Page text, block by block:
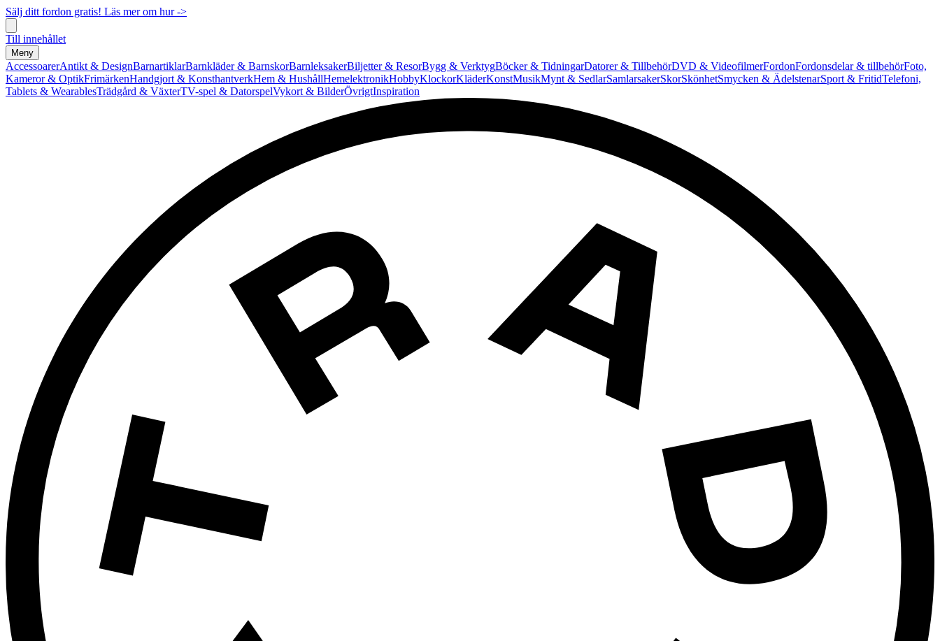
Sälj ditt fordon gratis! Läs mer om hur ->
Till innehållet
Meny
AccessoarerAntikt & DesignBarnartiklarBarnkläder & BarnskorBarnleksakerBiljetter & ResorBygg & VerktygBöcker & TidningarDatorer & TillbehörDVD & VideofilmerFordonFordonsdelar & tillbehörFoto,
Kameror & OptikFrimärkenHandgjort & KonsthantverkHem & HushållHemelektronikHobbyKlockorKläderKonstMusikMynt & SedlarSamlarsakerSkorSkönhetSmycken & ÄdelstenarSport & FritidTelefoni,
Tablets & WearablesTrädgård & VäxterTV-spel & DatorspelVykort & BilderÖvrigtInspiration